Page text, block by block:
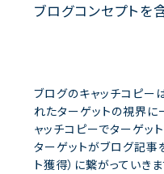
ブログコンセプトを
ブログのキャッチコピー
れたターゲットの視界に
ャッチコピーでターゲッ
ターゲットがブログ記事
ト獲得）に繋がっていきま